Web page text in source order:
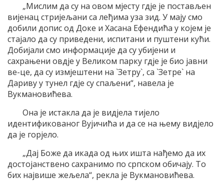
„Мислим да су на овом мјесту гдје је постављен
вијенац стријељани са леђима уза зид. У мају смо
добили допис од Доке и Хасана Ефендића у којем је
стајало да су приведени, испитани и пуштени кући.
Добијали смо информације да су убијени и
сахрањени овдје у Великом парку гдје је био јавни
ве-це, да су измјештени на `Зетру`, са `Зетре` на
Дариву у тунел гдје су спаљени“, навела је
Вукмановићева.
Она је истакла да је видјела тијело
идентификованог Вујичића и да се на њему видјело
да је горјело.
„Дај Боже да икада од њих ишта нађемо да их
достојанствено сахранимо по српском обичају. То
бих највише жељела“, рекла је Вукмановићева.